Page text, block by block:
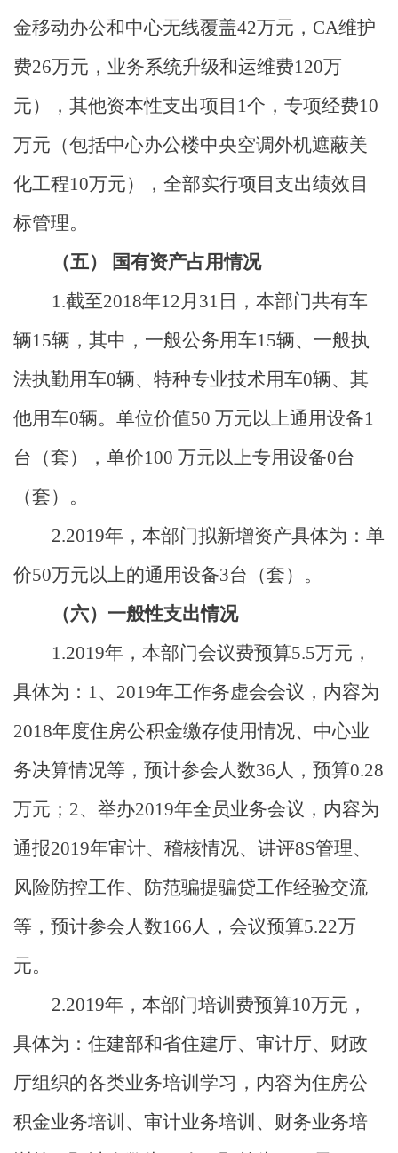
金移动办公和中心无线覆盖42万元， CA维护
费26万元，业务系统升级和运维费120万
元），其他资本性支出项目 1个，专项经费10
万元（包括中心办公楼中央空调外机遮蔽美
化工程10万元），全部实行项目支出绩效目
标管理。
（五）
国有资产占用情况
1.截至2018年12月 31 日，本部门共有车
辆15辆，其中，一般公务用车15辆、一般执
法执勤用车0辆、 特种专业技术用车0辆、其
他用车0辆。 单位价值50 万元以上通用设备1
台（套），单价100 万元以上专用设备0台
（套）。
2.2019年，本部门拟新增资产具体为：单
价50万元以上的通用设备3台（套）。
（六） 一般性支出情况
1.2019年，本部门会议费预算5.5万元，
具体为： 1、 2019年工作务虚会会议，内容为
2018年度住房公积金缴存使用情况、中心业
务决算情况等，预计参会人数36人，预算0.28
万元； 2、 举办2019年全员业务会议 ， 内容为
通报2019年审计、稽核情况、讲评8S管理、
风险防控工作、防范骗提骗贷工作经验交流
等 ， 预计参会人数166人，会议预算5.22万
元。
2.2019年，本部门培训费预算10万元，
具体为：住建部和省住建厅、审计厅、财政
厅组织的各类业务培训学习，内容为住房公
积金业务培训、审计业务培训、财务业务培